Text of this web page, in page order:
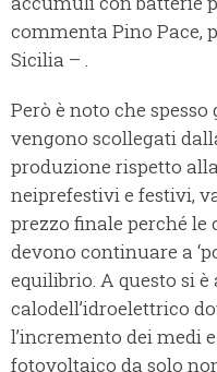
commenta Pino Pace,
Sicilia – .
Però è noto che
vengono scollegati
produzione rispetto
neiprefestivi e festivi,
prezzo finale perché
devono continuare a
equilibrio. A questo si
calodell’idroelettrico
l’incremento dei medi
fotovoltaico da solo